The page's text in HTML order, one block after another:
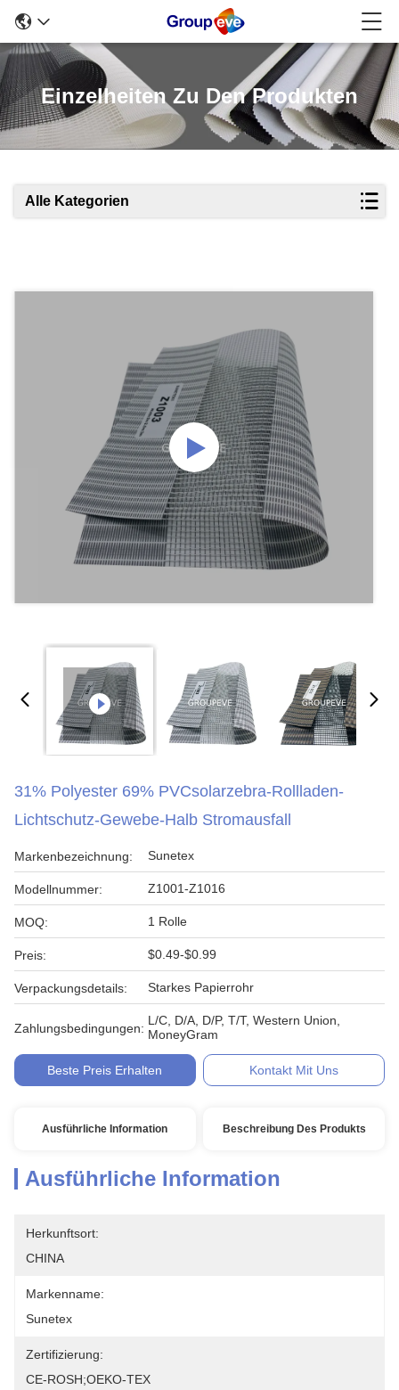
Einzelheiten Zu Den Produkten
Alle Kategorien
31% Polyester 69% PVCsolarzebra-Rollladen-
Lichtschutz-Gewebe-Halb Stromausfall
Markenbezeichnung: Sunetex
Modellnummer: Z1001-Z1016
MOQ: 1 Rolle
Preis: $0.49-$0.99
Verpackungsdetails: Starkes Papierrohr
Zahlungsbedingungen:
L/C, D/A, D/P, T/T, Western Union,
MoneyGram
Beste Preis Erhalten Kontakt Mit Uns
Ausführliche Information Beschreibung Des Produkts
Ausführliche Information
Herkunftsort:
CHINA
Markenname:
Sunetex
Zertifizierung:
CE-ROSH;OEKO-TEX